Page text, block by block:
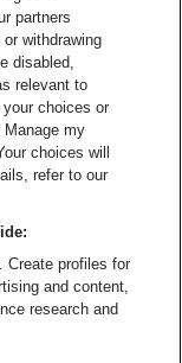
Cola
de website van
Ga naar
Champagne
naar de website
van Het logo van
naar de website
Ga naar de
Ga naar
be•at
Gent
Antwerpen
4925 0067 - BIC:
partners
withdrawing
disabled,
relevant to
choices or
my
choices will
refer to our
Create profiles for
and content,
research and